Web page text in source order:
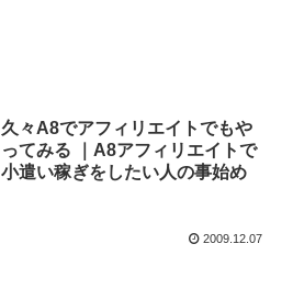
久々A8でアフィリエイトでもや
ってみる ｜A8アフィリエイトで
小遣い稼ぎをしたい人の事始め
2009.12.07